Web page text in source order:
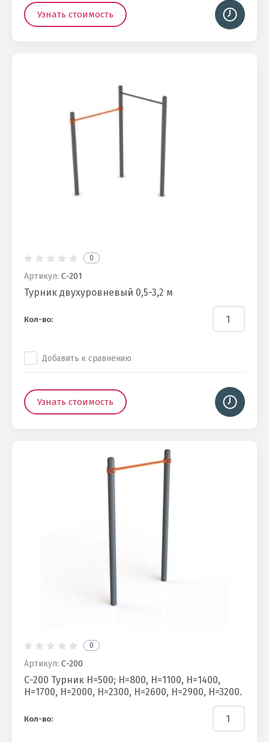
Узнать стоимость
0
Артикул: С-201
Турник двухуровневый 0,5-3,2 м
Кол-во:
Добавить к сравнению
Узнать стоимость
0
Артикул: С-200
С-200 Турник H=500; H=800, H=1100, H=1400,
H=1700, H=2000, H=2300, H=2600, H=2900, H=3200.
Кол-во: